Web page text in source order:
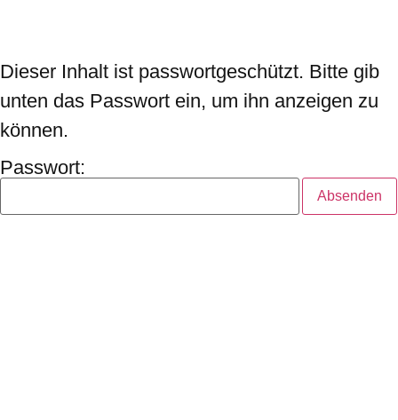
Dieser Inhalt ist passwortgeschützt. Bitte gib
unten das Passwort ein, um ihn anzeigen zu
können.
Passwort: